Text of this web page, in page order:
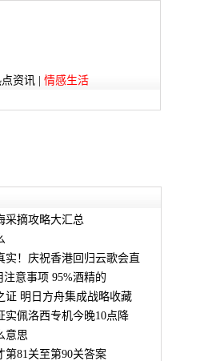
资讯| 情感生活
采摘攻略大汇总
实！庆祝香港回归云歌会直
注意事项 95%酒精的
证 明日方舟集成战略收藏
实佩洛西专机今晚10点降
意思
第81关至第90关答案